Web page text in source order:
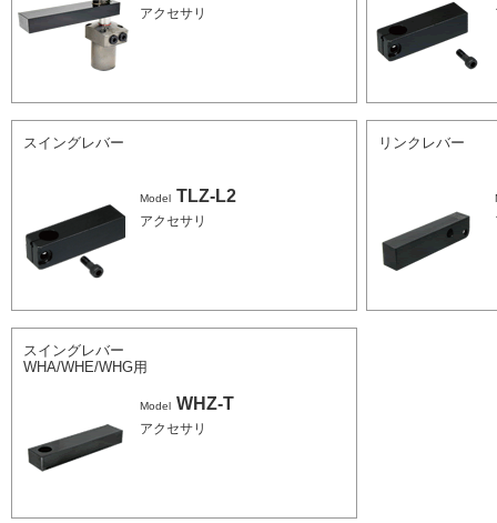
アクセサリ
スイングレバー
Model TLZ-L2
アクセサリ
リンクレバー
スイングレバー
WHA/WHE/WHG用
Model WHZ-T
アクセサリ